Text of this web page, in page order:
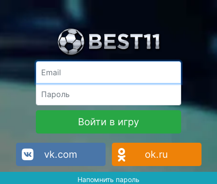
Войти в игру
vk.com ok.ru
Напомнить пароль